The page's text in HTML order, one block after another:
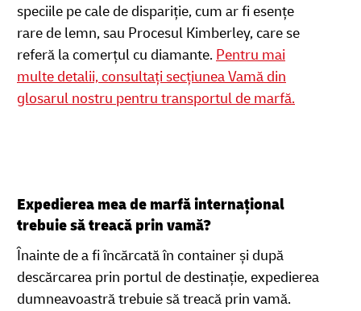
speciile pe cale de dispariție, cum ar fi esențe
rare de lemn, sau Procesul Kimberley, care se
referă la comerțul cu diamante. Pentru mai
multe detalii, consultați secțiunea Vamă din
glosarul nostru pentru transportul de marfă.
Expedierea mea de marfă internațional
trebuie să treacă prin vamă?
Înainte de a fi încărcată în container și după
descărcarea prin portul de destinație, expedierea
dumneavoastră trebuie să treacă prin vamă.